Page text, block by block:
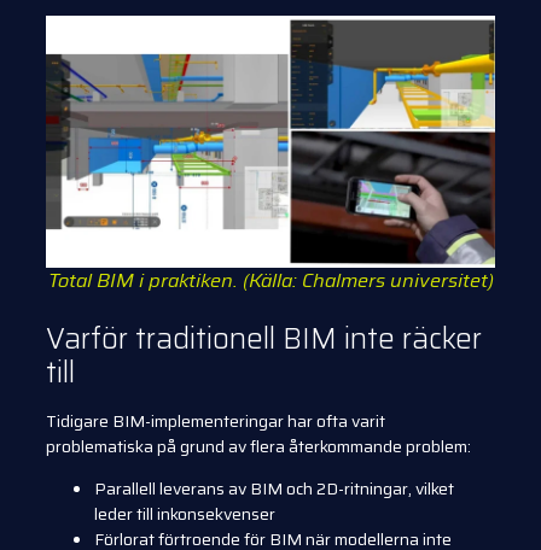
Total BIM i praktiken. (Källa: Chalmers universitet)
Varför traditionell BIM inte räcker
till
Tidigare BIM-implementeringar har ofta varit
problematiska på grund av flera återkommande problem:
Parallell leverans av BIM och 2D-ritningar, vilket
leder till inkonsekvenser
Förlorat förtroende för BIM när modellerna inte